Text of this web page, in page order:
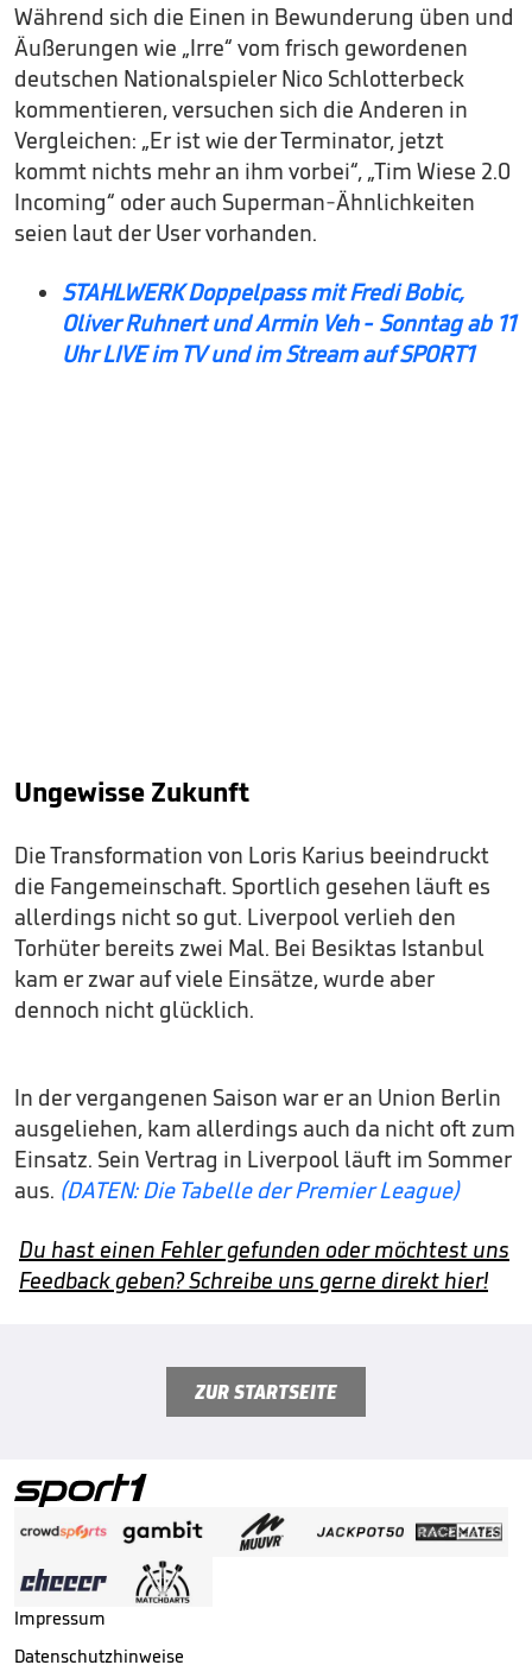
Während sich die Einen in Bewunderung üben und
Äußerungen wie „Irre“ vom frisch gewordenen
deutschen Nationalspieler Nico Schlotterbeck
kommentieren, versuchen sich die Anderen in
Vergleichen: „Er ist wie der Terminator, jetzt
kommt nichts mehr an ihm vorbei“, „Tim Wiese 2.0
Incoming“ oder auch Superman-Ähnlichkeiten
seien laut der User vorhanden.
STAHLWERK Doppelpass mit Fredi Bobic,
Oliver Ruhnert und Armin Veh - Sonntag ab 11
Uhr LIVE im TV und im Stream auf SPORT1
Ungewisse Zukunft
Die Transformation von Loris Karius beeindruckt
die Fangemeinschaft. Sportlich gesehen läuft es
allerdings nicht so gut. Liverpool verlieh den
Torhüter bereits zwei Mal. Bei Besiktas Istanbul
kam er zwar auf viele Einsätze, wurde aber
dennoch nicht glücklich.
In der vergangenen Saison war er an Union Berlin
ausgeliehen, kam allerdings auch da nicht oft zum
Einsatz. Sein Vertrag in Liverpool läuft im Sommer
aus. (DATEN: Die Tabelle der Premier League)
Du hast einen Fehler gefunden oder möchtest uns
Feedback geben? Schreibe uns gerne direkt hier!
ZUR STARTSEITE
Impressum
Datenschutzhinweise